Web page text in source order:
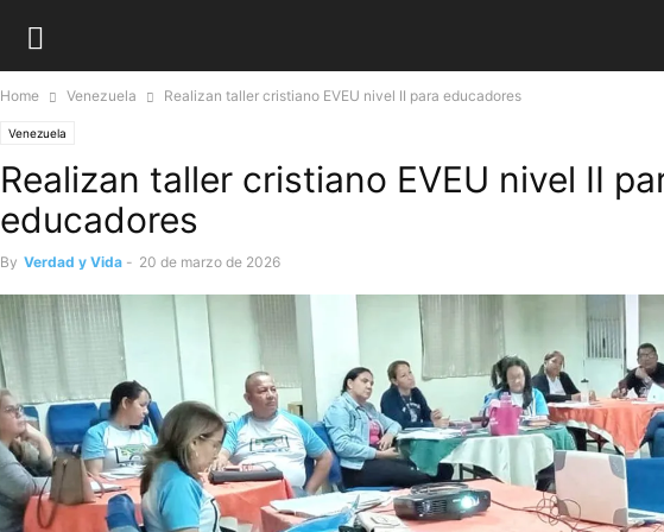
Home Venezuela Realizan taller cristiano EVEU nivel II para educadores
Venezuela
Realizan taller cristiano EVEU nivel II
educadores
By Verdad y Vida - 20 de marzo de 2026